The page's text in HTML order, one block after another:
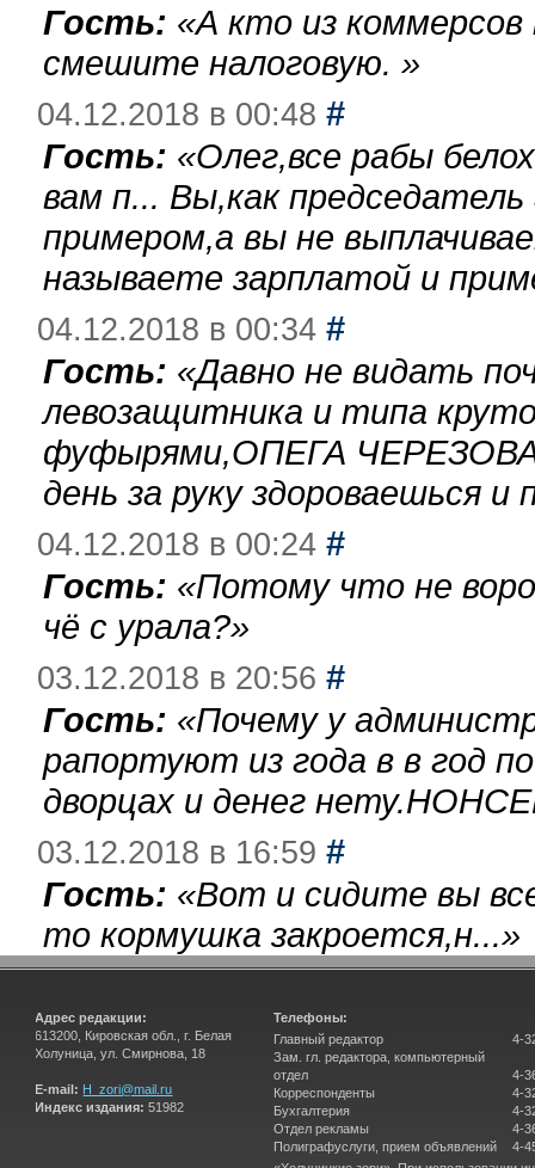
Гость: «А кто из
смешите налоговую. »
04.12.2018 в 00:48 #
Гость: «Олег,все рабы
вам п... Вы,как
примером,а вы не
называете зарплатой и
04.12.2018 в 00:34 #
Гость: «Давно не видать
левозащитника и типа
фуфырями,ОПЕГА
день за руку здороваешься
04.12.2018 в 00:24 #
Гость: «Потому что не
чё с урала?»
03.12.2018 в 20:56 #
Гость: «Почему у
рапортуют из года в в год
дворцах и денег
03.12.2018 в 16:59 #
Гость: «Вот и сидите вы
то кормушка закроется,н...»
Адрес редакции:
613200, Кировская обл., г. Белая
Холуница, ул. Смирнова, 18
E-mail: H_zori@mail.ru
Индекс издания: 51982
Телефоны:
Главный редактор
Зам. гл. редактора, компьютерный
отдел
Корреспонденты
Бухгалтерия
Отдел рекламы
Полиграфуслуги, прием объявлений
4-
4-
4-
4-
4-
4-